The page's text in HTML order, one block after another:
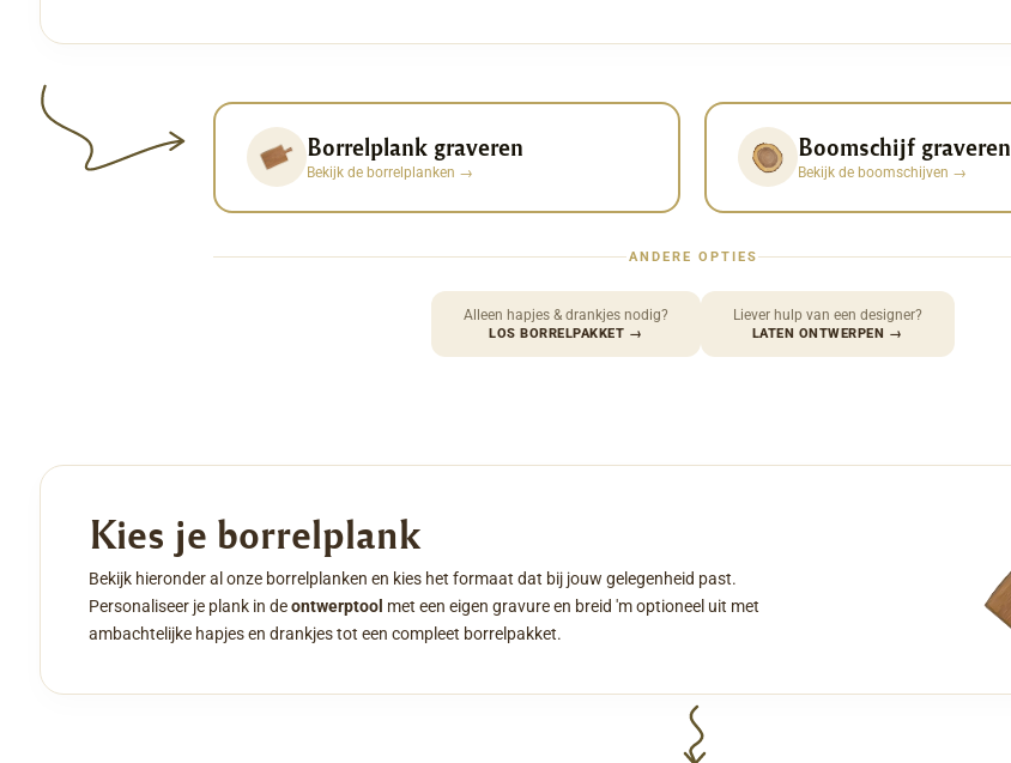
Borrelplank graveren
Bekijk de borrelplanken →
Boomschijf graveren
Bekijk de boomschijven →
ANDERE OPTIES
Alleen hapjes & drankjes nodig?
LOS BORRELPAKKET →
Liever hulp van een designer?
LATEN ONTWERPEN →
Kies je borrelplank
Bekijk hieronder al onze borrelplanken en kies het formaat dat bij jouw gelegenheid past.
Personaliseer je plank in deontwerptool met een eigen gravure en breid 'm optioneel uit met
ambachtelijke hapjes en drankjes tot een compleet borrelpakket.